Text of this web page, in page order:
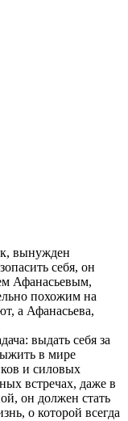
вынужден
себя, он
Афанасьевым,
похожим на
а Афанасьева,
выдать себя за
в мире
и силовых
встречах, даже в
он должен стать
о которой всегда